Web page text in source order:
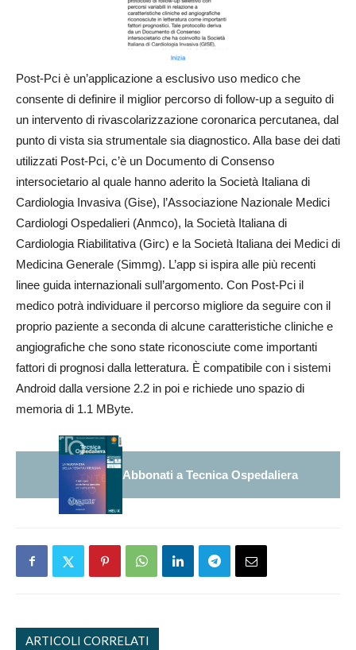
Post-Pci è un’applicazione a esclusivo uso medico che
consente di definire il miglior percorso di follow-up a seguito di
un intervento di rivascolarizzazione coronarica percutanea, dal
punto di vista sia strumentale sia diagnostico. Alla base dei dati
utilizzati Post-Pci, c’è un Documento di Consenso
intersocietario al quale hanno aderito la Società Italiana di
Cardiologia Invasiva (Gise), l’Associazione Nazionale Medici
Cardiologi Ospedalieri (Anmco), la Società Italiana di
Cardiologia Riabilitativa (Girc) e la Società Italiana dei Medici di
Medicina Generale (Simmg). L’app si ispira alle più recenti
linee guida internazionali sull’argomento. Con Post-Pci il
medico potrà individuare il percorso migliore da seguire con il
proprio paziente a seconda di alcune caratteristiche cliniche e
angiografiche che sono state riconosciute come importanti
fattori di prognosi dalla letteratura. È compatibile con i sistemi
Android dalla versione 2.2 in poi e richiede uno spazio di
memoria di 1.1 MByte.
Abbonati a Tecnica Ospedaliera
ARTICOLI CORRELATI